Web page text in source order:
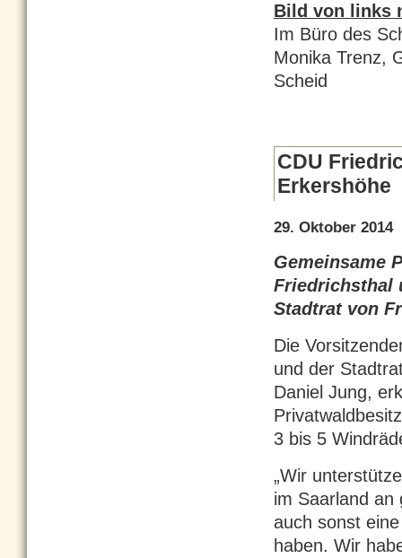
Bild von links
Im Büro des
Monika Trenz,
Scheid
CDU
Erkershöhe
29. Oktober 2014
Gemeinsame
Friedrichsthal
Stadtrat von
Die
und der
Daniel Jung,
3 bis 5
„Wir
im Saarland an
auch sonst
haben. Wir